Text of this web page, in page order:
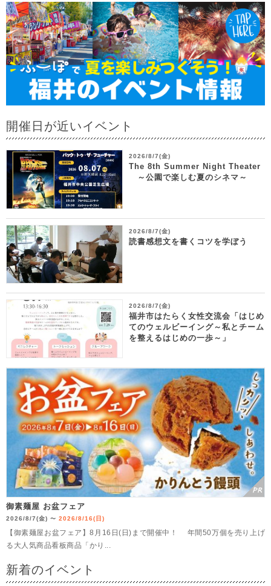
開催日が近いイベント
2026/8/7(金)
The 8th Summer Night Theater
～公園で楽しむ夏のシネマ～
2026/8/7(金)
読書感想文を書くコツを学ぼう
2026/8/7(金)
福井市はたらく女性交流会「はじめ
てのウェルビーイング～私とチーム
を整えるはじめの一歩～」
御素麺屋 お盆フェア
2026/8/7(金) 〜 2026/8/16(日)
【御素麺屋お盆フェア】8月16日(日)まで開催中！ 年間50万個を売り上げ
る大人気商品看板商品「かり...
新着のイベント